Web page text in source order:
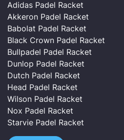
Adidas Padel Racket
Akkeron Padel Racket
Babolat Padel Racket
Black Crown Padel Racket
Bullpadel Padel Racket
Dunlop Padel Racket
Dutch Padel Racket
Head Padel Racket
Wilson Padel Racket
Nox Padel Racket
Starvie Padel Racket